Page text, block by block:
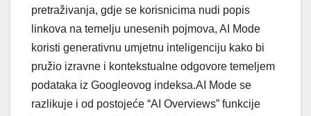
pretraživanja, gdje se korisnicima nudi popis
linkova na temelju unesenih pojmova, AI Mode
koristi generativnu umjetnu inteligenciju kako bi
pružio izravne i kontekstualne odgovore temeljem
podataka iz Googleovog indeksa.AI Mode se
razlikuje i od postojeće “AI Overviews” funkcije